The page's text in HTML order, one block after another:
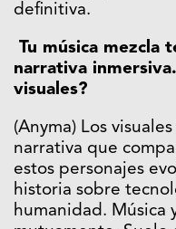
definitiva.
Tu música mezcla
narrativa
visuales?
(Anyma) Los
narrativa que
estos personajes
historia sobre
humanidad. Música